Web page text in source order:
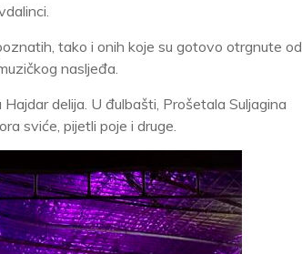
tako i onih koje su gotovo otrgnute od
nasljeđa.
delija. U đulbašti, Prošetala Suljagina
sviće, pijetli poje i druge.